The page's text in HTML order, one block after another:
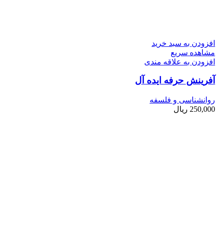
افزودن به سبد خرید
مشاهده سریع
افزودن به علاقه مندی
آفرینش حرفه ایده ­آل
روانشناسی و فلسفه
250,000 ریال